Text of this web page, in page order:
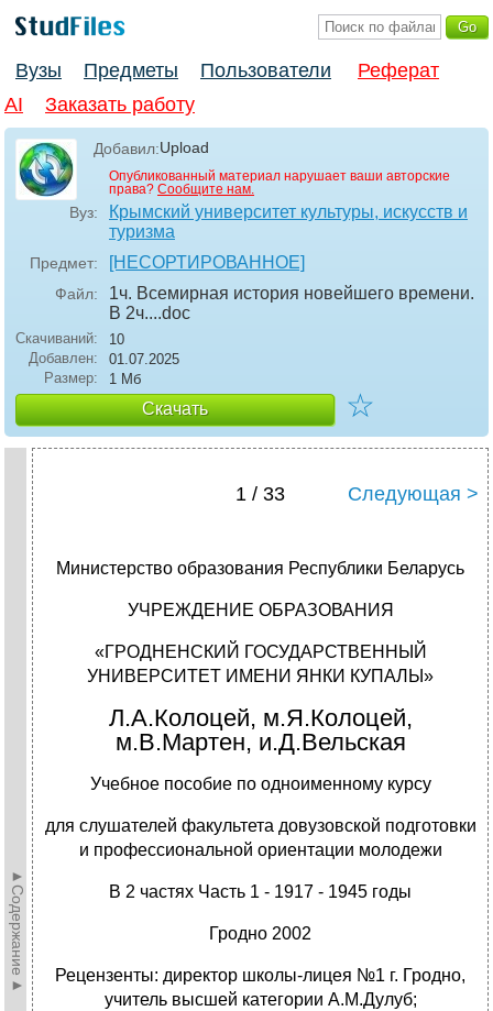
Вузы Предметы Пользователи
Реферат
AI
Заказать работу
Добавил:Upload
Опубликованный материал нарушает ваши авторские
права? Сообщите нам.
Вуз:
Крымский университет культуры, искусств и
туризма
Предмет: [НЕСОРТИРОВАННОЕ]
Файл:
1ч. Всемирная история новейшего времени.
В 2ч....doc
Скачиваний:
10
Добавлен:
01.07.2025
Размер:
1 Мб
Скачать ☆
►Содержание►
1 / 33 Следующая >
Министерство образования Республики Беларусь
УЧРЕЖДЕНИЕ ОБРАЗОВАНИЯ
«ГРОДНЕНСКИЙ ГОСУДАРСТВЕННЫЙ
УНИВЕРСИТЕТ ИМЕНИ ЯНКИ КУПАЛЫ»
Л.А.Колоцей, м.Я.Колоцей,
м.В.Мартен, и.Д.Вельская
Учебное пособие по одноименному курсу
для слушателей факультета довузовской подготовки
и профессиональной ориентации молодежи
В 2 частях Часть 1 - 1917 - 1945 годы
Гродно 2002
Рецензенты: директор школы-лицея №1 г. Гродно,
учитель высшей категории А.М.Дулуб;